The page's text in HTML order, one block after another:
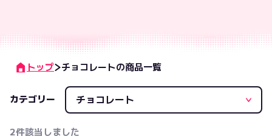
トップ チョコレートの商品一覧
カテゴリー
2件該当しました
おすすめ順
機能